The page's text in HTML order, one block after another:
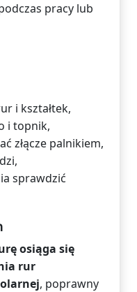
pracy lub
i kształtek,
i topnik,
złącze palnikiem,
sprawdzić
osiąga się
rur
, poprawny